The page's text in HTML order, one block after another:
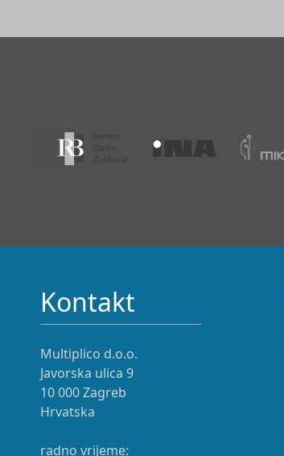
Kontakt
Multiplico d.o.o.
Javorska ulica 9
10 000 Zagreb
Hrvatska
radno vrijeme: